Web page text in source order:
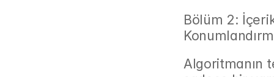
Bölüm 2:
Algoritmanın